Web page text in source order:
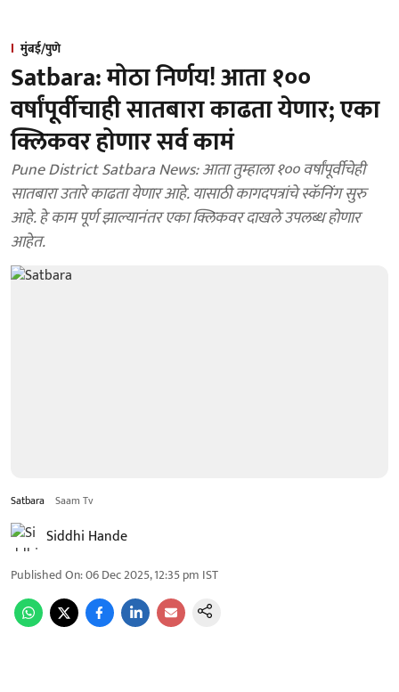
मुंबई/पुणे
Satbara: मोठा निर्णय! आता १००
वर्षांपूर्वीचाही सातबारा काढता येणार; एका
क्लिकवर होणार सर्व कामं
Pune District Satbara News: आता तुम्हाला १०० वर्षांपूर्वीचेही
सातबारा उतारे काढता येणार आहे. यासाठी कागदपत्रांचे स्कॅनिंग सुरु
आहे. हे काम पूर्ण झाल्यानंतर एका क्लिकवर दाखले उपलब्ध होणार
आहेत.
Satbara Saam Tv
Siddhi Hande
Published On:06 Dec 2025, 12:35 pm IST